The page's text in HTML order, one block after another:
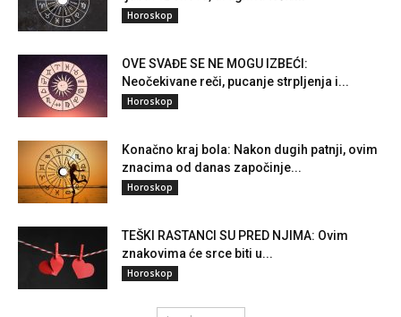
Horoskop
OVE SVAĐE SE NE MOGU IZBEĆI:
Neočekivane reči, pucanje strpljenja i...
Horoskop
Konačno kraj bola: Nakon dugih patnji, ovim
znacima od danas započinje...
Horoskop
TEŠKI RASTANCI SU PRED NJIMA: Ovim
znakovima će srce biti u...
Horoskop